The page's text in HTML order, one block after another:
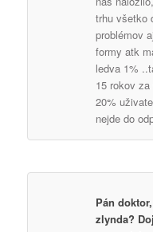
trhu všetko
problémov
formy atk
ledva 1%
15 rokov
20%
nejde do
Pán
zlynda?